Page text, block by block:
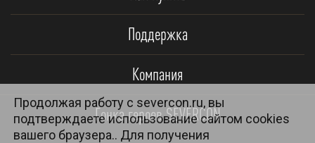
Поддержка
Компания
Гонка героев SEVERCON
Продолжая работу с severcon.ru, вы
подтверждаете использование сайтом cookies
вашего браузера.. Для получения